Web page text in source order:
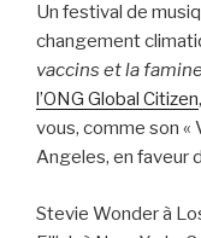
Un festival de
changement
vaccins et la famine
l’ONG Global Citizen
vous, comme son «
Angeles, en faveur
Stevie Wonder à